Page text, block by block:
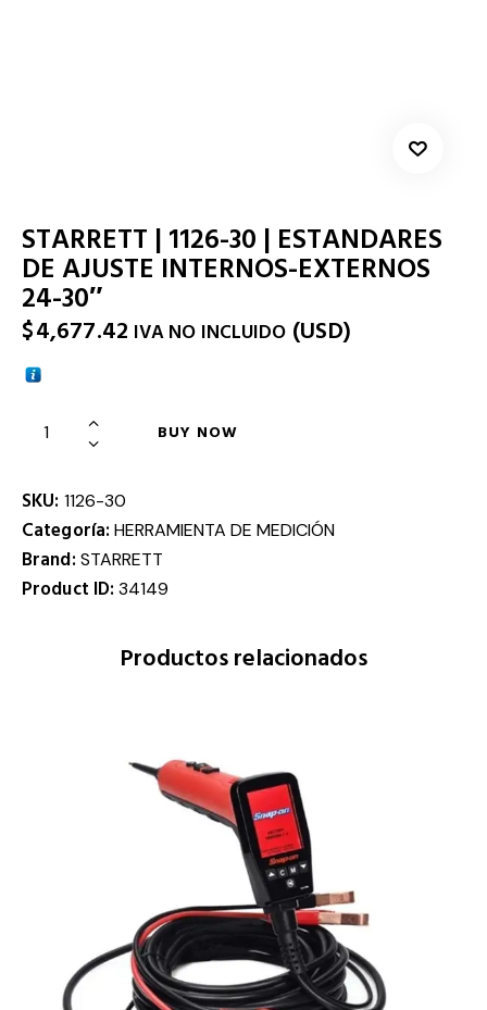
STARRETT | 1126-30 | ESTANDARES
DE AJUSTE INTERNOS-EXTERNOS
24-30″
$4,677.42 IVA NO INCLUIDO (USD)
BUY NOW
SKU: 1126-30
Categoría:HERRAMIENTA DE MEDICIÓN
Brand: STARRETT
Product ID:34149
Productos relacionados